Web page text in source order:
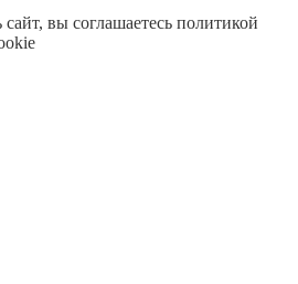
вы соглашаетесь политикой